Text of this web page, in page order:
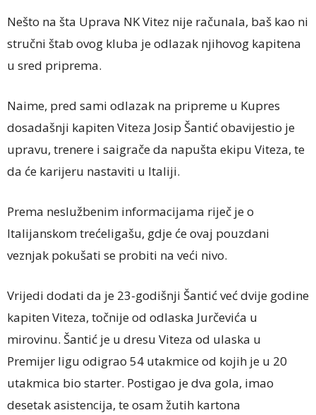
Nešto na šta Uprava NK Vitez nije računala, baš kao ni
stručni štab ovog kluba je odlazak njihovog kapitena
u sred priprema.
Naime, pred sami odlazak na pripreme u Kupres
dosadašnji kapiten Viteza Josip Šantić obavijestio je
upravu, trenere i saigrače da napušta ekipu Viteza, te
da će karijeru nastaviti u Italiji.
Prema neslužbenim informacijama riječ je o
Italijanskom trećeligašu, gdje će ovaj pouzdani
veznjak pokušati se probiti na veći nivo.
Vrijedi dodati da je 23-godišnji Šantić već dvije godine
kapiten Viteza, točnije od odlaska Jurčevića u
mirovinu. Šantić je u dresu Viteza od ulaska u
Premijer ligu odigrao 54 utakmice od kojih je u 20
utakmica bio starter. Postigao je dva gola, imao
desetak asistencija, te osam žutih kartona